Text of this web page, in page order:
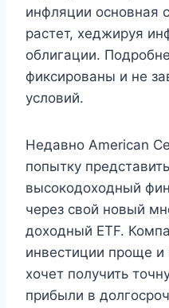
инфляции основная
растет, хеджируя
облигации.
фиксированы и не
условий.
Недавно American
попытку
высокодоходный
через свой новый
доходный ETF.
инвестиции проще и
хочет получить
прибыли в